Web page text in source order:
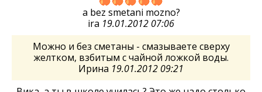
a bez smetani mozno?
ira 19.01.2012 07:06
Можно и без сметаны - смазываете сверху
желтком, взбитым с чайной ложкой воды.
Ирина 19.01.2012 09:21